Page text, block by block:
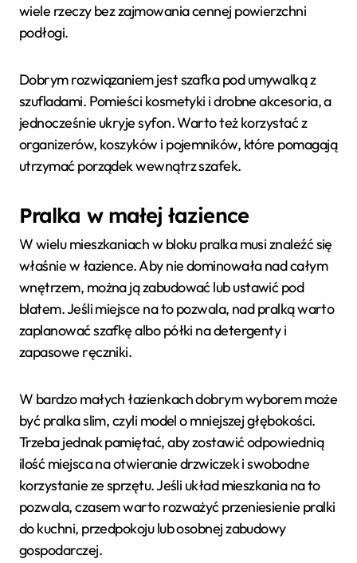
wiele rzeczy bez zajmowania cennej powierzchni
podłogi.
Dobrym rozwiązaniem jest szafka pod umywalką z
szufladami. Pomieści kosmetyki i drobne akcesoria, a
jednocześnie ukryje syfon. Warto też korzystać z
organizerów, koszyków i pojemników, które pomagają
utrzymać porządek wewnątrz szafek.
Pralka w małej łazience
W wielu mieszkaniach w bloku pralka musi znaleźć się
właśnie w łazience. Aby nie dominowała nad całym
wnętrzem, można ją zabudować lub ustawić pod
blatem. Jeśli miejsce na to pozwala, nad pralką warto
zaplanować szafkę albo półki na detergenty i
zapasowe ręczniki.
W bardzo małych łazienkach dobrym wyborem może
być pralka slim, czyli model o mniejszej głębokości.
Trzeba jednak pamiętać, aby zostawić odpowiednią
ilość miejsca na otwieranie drzwiczek i swobodne
korzystanie ze sprzętu. Jeśli układ mieszkania na to
pozwala, czasem warto rozważyć przeniesienie pralki
do kuchni, przedpokoju lub osobnej zabudowy
gospodarczej.